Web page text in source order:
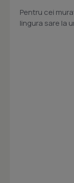
Pentru cei
lingura sare la